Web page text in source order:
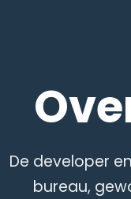
De developer
bureau,